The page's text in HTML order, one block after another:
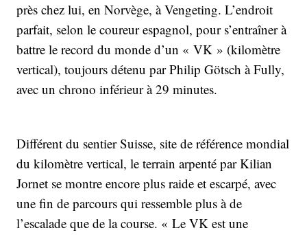
près chez lui, en Norvège, à Vengeting. L’endroit
parfait, selon le coureur espagnol, pour s’entraîner à
battre le record du monde d’un « VK » (kilomètre
vertical), toujours détenu par Philip Götsch à Fully,
avec un chrono inférieur à 29 minutes.
Différent du sentier Suisse, site de référence mondial
du kilomètre vertical, le terrain arpenté par Kilian
Jornet se montre encore plus raide et escarpé, avec
une fin de parcours qui ressemble plus à de
l’escalade que de la course. « Le VK est une